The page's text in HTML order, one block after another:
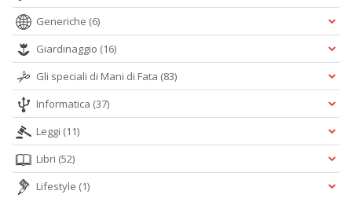
Generiche (6)
Giardinaggio (16)
Gli speciali di Mani di Fata (83)
Informatica (37)
Leggi (11)
Libri (52)
Lifestyle (1)